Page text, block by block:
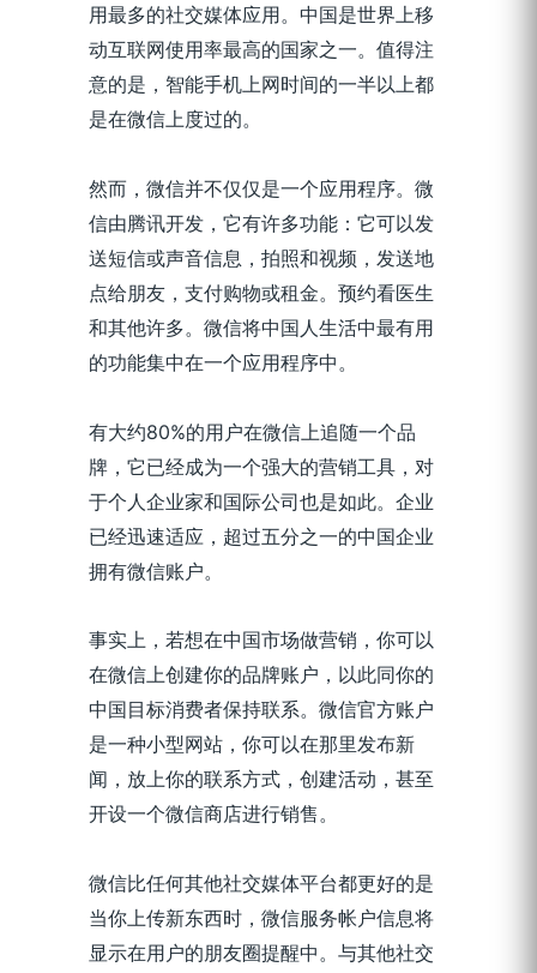
用最多的社交媒体应用。中国是世界上移
动互联网使用率最高的国家之一。值得注
意的是，智能手机上网时间的一半以上都
是在微信上度过的。
然而，微信并不仅仅是一个应用程序。微
信由腾讯开发，它有许多功能：它可以发
送短信或声音信息，拍照和视频，发送地
点给朋友，支付购物或租金。预约看医生
和其他许多。微信将中国人生活中最有用
的功能集中在一个应用程序中。
有大约80%的用户在微信上追随一个品
牌，它已经成为一个强大的营销工具，对
于个人企业家和国际公司也是如此。企业
已经迅速适应，超过五分之一的中国企业
拥有微信账户。
事实上，若想在中国市场做营销，你可以
在微信上创建你的品牌账户，以此同你的
中国目标消费者保持联系。微信官方账户
是一种小型网站，你可以在那里发布新
闻，放上你的联系方式，创建活动，甚至
开设一个微信商店进行销售。
微信比任何其他社交媒体平台都更好的是
当你上传新东西时，微信服务帐户信息将
显示在用户的朋友圈提醒中。与其他社交